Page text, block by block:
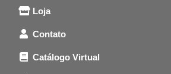
Loja
Contato
Catálogo Virtual